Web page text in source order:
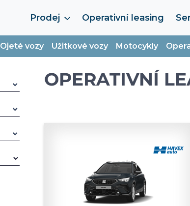
Prodej Operativní leasing
Ojeté vozy Užitkové vozy Motocykly
OPERATIVNÍ